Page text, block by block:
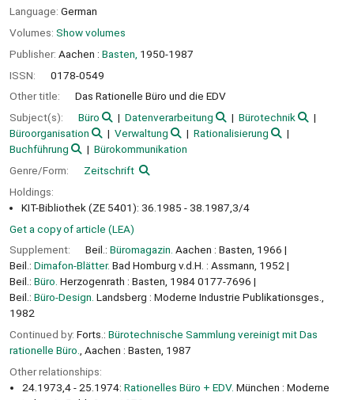
Language: German
Volumes: Show volumes
Publisher: Aachen : Basten, 1950-1987
ISSN:
0178-0549
Other title:
Das Rationelle Büro und die EDV
Subject(s):
Büro Datenverarbeitung
Bürotechnik
Büroorganisation
Verwaltung
Rationalisierung
Buchführung
Bürokommunikation
Genre/Form:
Zeitschrift
Holdings:
KIT-Bibliothek (ZE 5401): 36.1985 - 38.1987,3/4
Get a copy of article (LEA)
Supplement:
Beil.: Büromagazin. Aachen : Basten, 1966
Beil.: Dimafon-Blätter. Bad Homburg v.d.H. : Assmann, 1952
Beil.: Büro. Herzogenrath : Basten, 1984 0177-7696
Beil.: Büro-Design. Landsberg : Moderne Industrie Publikationsges.,
1982
Continued by: Forts.: Bürotechnische Sammlung vereinigt mit Das
rationelle Büro.
, Aachen : Basten, 1987
Other relationships:
24.1973,4 - 25.1974: Rationelles Büro + EDV. München : Moderne